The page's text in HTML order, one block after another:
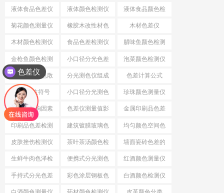
因分析 测设备
液体食品色差仪 液体颜色检测仪 液体食品颜色检
测仪
菊花颜色测量仪 橡胶木改性材色
差
木材色差仪
木材颜色检测仪 食品色差检测仪 腊味鱼颜色检测
仪
金枪鱼颜色检测
仪
小口径分光色差
仪
泡菜颜色检测仪
分光测色仪色散
系统
分光测色仪组成
结构
色差计算公式
色差单位符号 小口径分光测色
仪
珍珠颜色测量仪
色差仪影响因素 色差仪测量值影
响因素
金属印刷品色差
印刷品色差检测
仪
建筑镀膜玻璃色
差检测仪
均匀颜色空间色
差公式
皮肤挫伤检测仪 茶叶茶汤颜色检
测仪
墙面瓷砖色差的
检测仪
生鲜牛肉色泽检
测仪
便携式分光测色
仪
红酒颜色测量仪
手持式分光色差
仪
彩色涂层钢板色
差检测仪
白酒颜色检测仪
色差仪